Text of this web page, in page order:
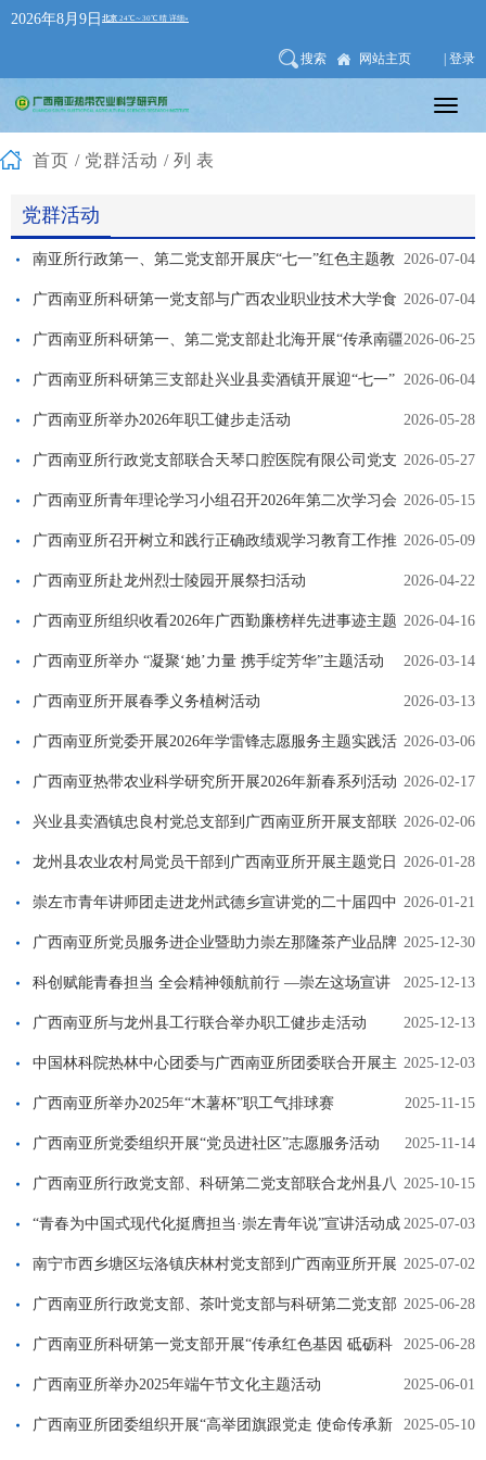
2026年8月9日
搜索 网站主页 | 登录
首页 / 党群活动 /列表
党群活动
2026-07-04
南亚所行政第一、第二党支部开展庆“七一”红色主题教
育活动 2026-07-04
广西南亚所科研第一党支部与广西农业职业技术大学食
品药品工程学院教师第一党支部开展党建促科研主题交流活动
2026-06-25
广西南亚所科研第一、第二党支部赴北海开展“传承南疆
薪火·砥砺边关担当”七一主题党日活动 2026-06-04
广西南亚所科研第三支部赴兴业县卖酒镇开展迎“七一”
主题活动 2026-05-28
广西南亚所举办2026年职工健步走活动
2026-05-27
广西南亚所行政党支部联合天琴口腔医院有限公司党支
部开展公益义诊活动 2026-05-15
广西南亚所青年理论学习小组召开2026年第二次学习会
2026-05-09
广西南亚所召开树立和践行正确政绩观学习教育工作推
进会 2026-04-22
广西南亚所赴龙州烈士陵园开展祭扫活动
2026-04-16
广西南亚所组织收看2026年广西勤廉榜样先进事迹主题
情景报告会 2026-03-14
广西南亚所举办 “凝聚‘她’力量 携手绽芳华”主题活动
2026-03-13
广西南亚所开展春季义务植树活动
2026-03-06
广西南亚所党委开展2026年学雷锋志愿服务主题实践活
动 2026-02-17
广西南亚热带农业科学研究所开展2026年新春系列活动
2026-02-06
兴业县卖酒镇忠良村党总支部到广西南亚所开展支部联
建活动 2026-01-28
龙州县农业农村局党员干部到广西南亚所开展主题党日
暨交流学习活动 2026-01-21
崇左市青年讲师团走进龙州武德乡宣讲党的二十届四中
全会精神 2025-12-30
广西南亚所党员服务进企业暨助力崇左那隆茶产业品牌
升级 2025-12-13
科创赋能青春担当 全会精神领航前行 —崇左这场宣讲
会让党的创新理论扎根田野 2025-12-13
广西南亚所与龙州县工行联合举办职工健步走活动
2025-12-03
中国林科院热林中心团委与广西南亚所团委联合开展主
题团日活动 2025-11-15
广西南亚所举办2025年“木薯杯”职工气排球赛
2025-11-14
广西南亚所党委组织开展“党员进社区”志愿服务活动
2025-10-15
广西南亚所行政党支部、科研第二党支部联合龙州县八
角乡屏案村党总支部开展共建活动 2025-07-03
“青春为中国式现代化挺膺担当·崇左青年说”宣讲活动成
功举办 2025-07-02
南宁市西乡塘区坛洛镇庆林村党支部到广西南亚所开展
支部共建活动 2025-06-28
广西南亚所行政党支部、茶叶党支部与科研第二党支部
联合开展“赓续红色血脉，凝聚奋进力量”红色主题教育活动2025-06-28
广西南亚所科研第一党支部开展“传承红色基因 砥砺科
研初心” 主题党日活动 2025-06-01
广西南亚所举办2025年端午节文化主题活动
2025-05-10
广西南亚所团委组织开展“高举团旗跟党走 使命传承新